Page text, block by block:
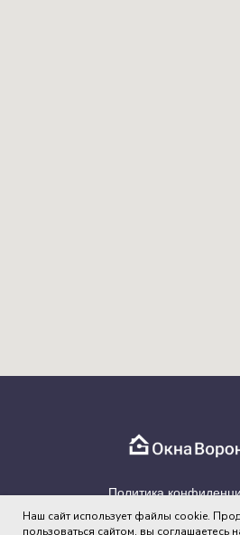
2022 © ОКНА
Политика
+7 (473) 228-
Наш сайт использует файлы cookie.
пользоваться сайтом, вы соглашаетесь